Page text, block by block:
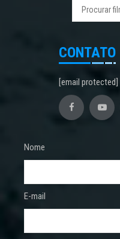
CONTATO
[email protected]
Nome
E-mail